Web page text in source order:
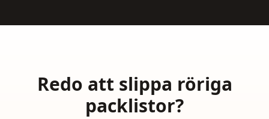
Redo att slippa röriga
packlistor?